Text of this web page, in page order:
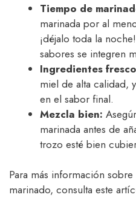
Tiempo de
marinada por al
¡déjalo toda la
sabores se integren
Ingredientes
miel de alta calidad,
en el sabor final.
Mezcla bien:
marinada antes de
trozo esté bien
Para más información
marinado, consulta este